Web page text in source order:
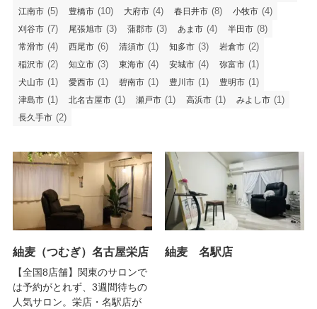
江南市 (5) 豊橋市 (10) 大府市 (4) 春日井市 (8) 小牧市 (4)
刈谷市 (7) 尾張旭市 (3) 蒲郡市 (3) あま市 (4) 半田市 (8)
常滑市 (4) 西尾市 (6) 清須市 (1) 知多市 (3) 岩倉市 (2)
稲沢市 (2) 知立市 (3) 東海市 (4) 安城市 (4) 弥富市 (1)
犬山市 (1) 愛西市 (1) 碧南市 (1) 豊川市 (1) 豊明市 (1)
津島市 (1) 北名古屋市 (1) 瀬戸市 (1) 高浜市 (1) みよし市 (1)
長久手市 (2)
紬麦（つむぎ）名古屋栄店
【全国8店舗】関東のサロンで
は予約がとれず、3週間待ちの
人気サロン。栄店・名駅店が
紬麦 名駅店